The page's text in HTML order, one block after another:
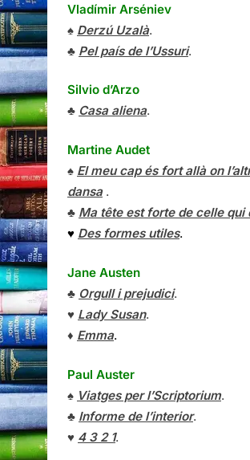
Vladímir Arséniev
♠ Derzú Uzalà.
♣ Pel país de l’Ussuri.
Silvio d’Arzo
♣ Casa aliena.
Martine Audet
♠ El meu cap és fort allà on
dansa.
♣ Ma tête est forte de celle qui
♥ Des formes utiles.
Jane Austen
♣ Orgull i prejudici.
♥ Lady Susan.
♦ Emma.
Paul Auster
♠ Viatges per l’Scriptorium.
♣ Informe de l’interior.
♥ 4 3 2 1.